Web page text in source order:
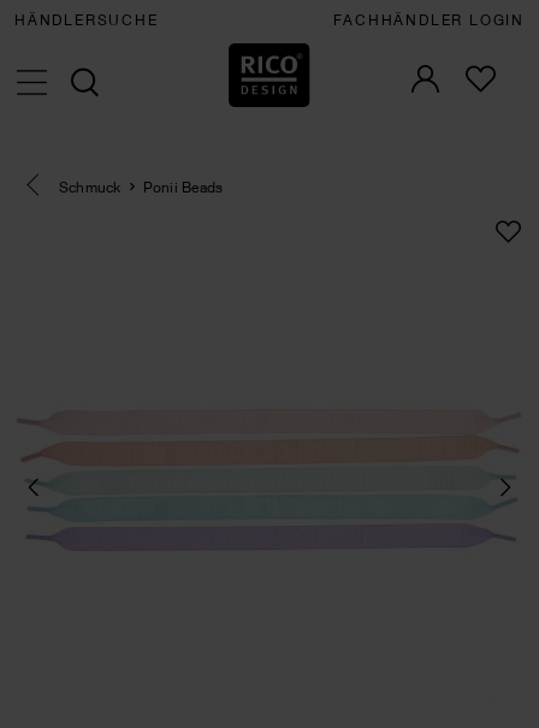
HÄNDLERSUCHE FACHHÄNDLER LOGIN
Eine Kategorie zurück navigieren
Schmuck Ponii Beads